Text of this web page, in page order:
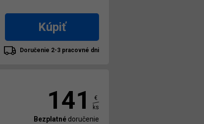
Kúpiť
Doručenie 2-3 pracovné dni
141
€
ks
Bezplatné doručenie